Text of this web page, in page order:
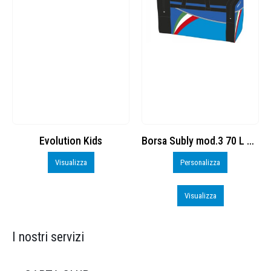
Personalizza
BS600 – PROMO
Personalizza
Visualizza
I nostri servizi